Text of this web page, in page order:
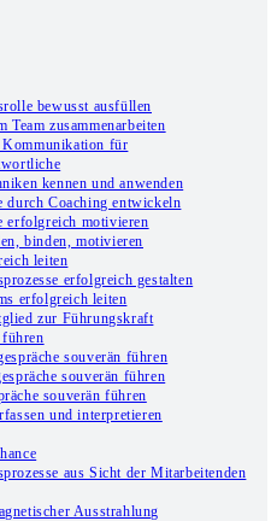
bewusst ausfüllen
Team zusammenarbeiten
für
kennen und anwenden
durch Coaching entwickeln
erfolgreich motivieren
binden, motivieren
leiten
erfolgreich gestalten
erfolgreich leiten
zur Führungskraft
souverän führen
souverän führen
souverän führen
und interpretieren
aus Sicht der Mitarbeitenden
Ausstrahlung